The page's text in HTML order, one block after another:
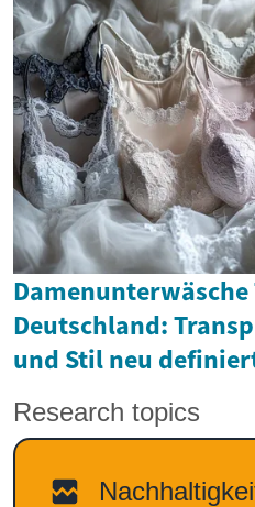
Damenunterwäsche
Deutschland:
und Stil neu